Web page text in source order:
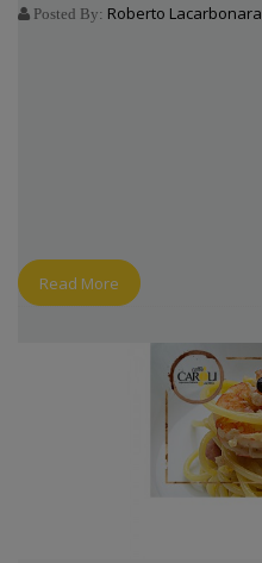
Posted By: Roberto Lacarbonara
Read More